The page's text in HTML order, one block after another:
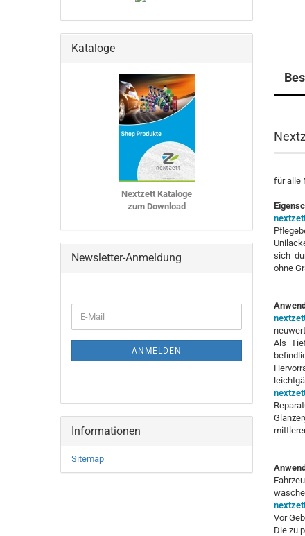
für alle
sich
ohne
Als
Vor
Die zu
Kataloge
Nextzett Kataloge
zum Download
Newsletter-Anmeldung
ZUR
NEWSLETTER-
E-
Mail
ANMELDEN
Informationen
Sitemap